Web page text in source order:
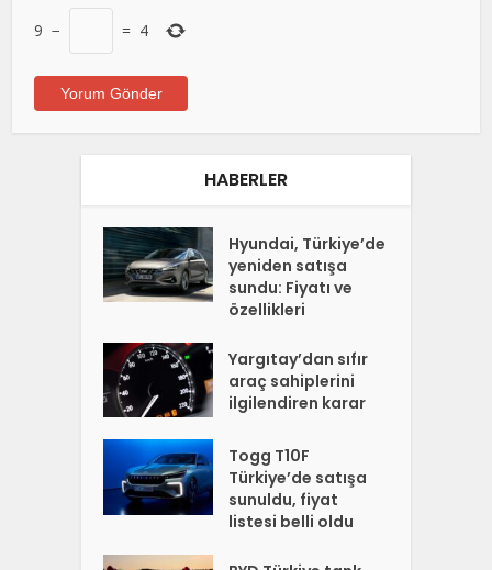
9 − = 4
HABERLER
Hyundai, Türkiye’de
yeniden satışa
sundu: Fiyatı ve
özellikleri
Yargıtay’dan sıfır
araç sahiplerini
ilgilendiren karar
Togg T10F
Türkiye’de satışa
sunuldu, fiyat
listesi belli oldu